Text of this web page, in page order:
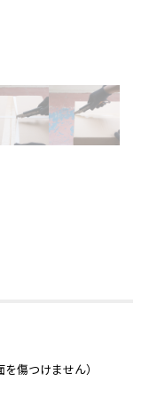
傷つけません）